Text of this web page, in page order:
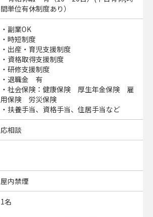
間単位有休制度あり）
・副業OK
・時短制度
・出産・育児支援制度
・資格取得支援制度
・研修支援制度
・退職金 有
・社会保険：健康保険 厚生年金保険 雇
用保険 労災保険
・扶養手当、資格手当、住居手当など
応相談
屋内禁煙
1名